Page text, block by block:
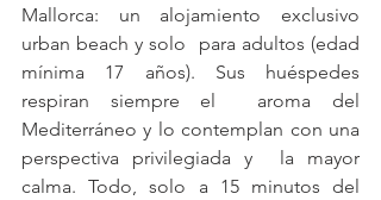
Mallorca: un alojamiento exclusivo
urban beach y solo  para adultos (edad
mínima 17 años). Sus huéspedes
respiran siempre el  aroma del
Mediterráneo y lo contemplan con una
perspectiva privilegiada y  la mayor
calma. Todo, solo a 15 minutos del